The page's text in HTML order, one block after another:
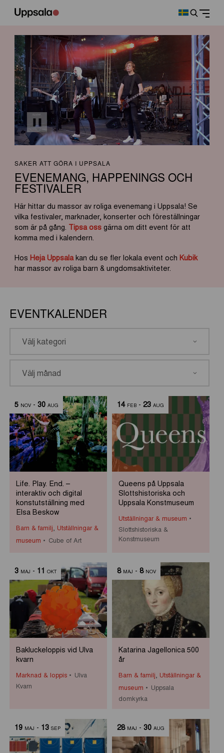
SAKER ATT GÖRA I UPPSALA
EVENEMANG, HAPPENINGS OCH
FESTIVALER
Här hittar du massor av roliga evenemang i Uppsala! Se
vilka festivaler, marknader, konserter och föreställningar
som är på gång. Tipsa ossgärna om ditt event för att
komma med i kalendern.
Hos Heja Uppsala kan du se fler lokala event och Kubik
har massor av roliga barn & ungdomsaktiviteter.
EVENTKALENDER
5 NOV- 30 AUG
Life. Play. End. –
interaktiv och digital
konstutställning med
Elsa Beskow
Barn & familj Utställningar &
museum
Cube of Art
14 FEB- 23 AUG
Queens på Uppsala
Slottshistoriska och
Uppsala Konstmuseum
Utställningar & museum
Slottshistoriska &
Konstmuseum
3 MAJ - 11 OKT
Bakluckeloppis vid Ulva
kvarn
Marknad & loppis
Ulva
Kvarn
8 MAJ - 8 NOV
Katarina Jagellonica 500
år
Barn & familj Utställningar &
museum
Uppsala
domkyrka
19 MAJ - 13 SEP 28 MAJ - 30 AUG